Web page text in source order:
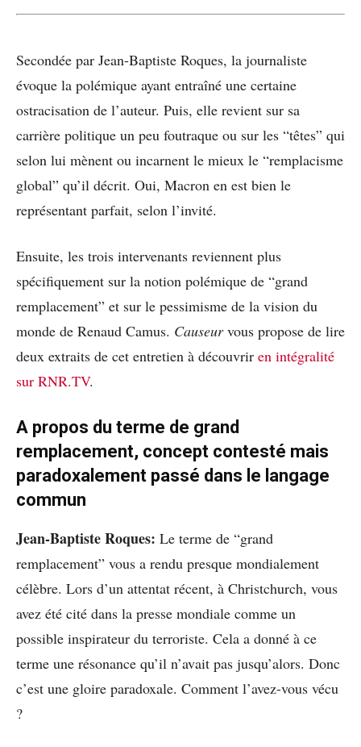
Secondée par Jean-Baptiste Roques, la journaliste
évoque la polémique ayant entraîné une certaine
ostracisation de l’auteur. Puis, elle revient sur sa
carrière politique un peu foutraque ou sur les “têtes” qui
selon lui mènent ou incarnent le mieux le “remplacisme
global” qu’il décrit. Oui, Macron en est bien le
représentant parfait, selon l’invité.
Ensuite, les trois intervenants reviennent plus
spécifiquement sur la notion polémique de “grand
remplacement” et sur le pessimisme de la vision du
monde de Renaud Camus. Causeurvous propose de lire
deux extraits de cet entretien à découvrir en intégralité
sur RNR.TV.
A propos du terme de grand
remplacement, concept contesté mais
paradoxalement passé dans le langage
commun
Jean-Baptiste Roques: Le terme de “grand
remplacement” vous a rendu presque mondialement
célèbre. Lors d’un attentat récent, à Christchurch, vous
avez été cité dans la presse mondiale comme un
possible inspirateur du terroriste. Cela a donné à ce
terme une résonance qu’il n’avait pas jusqu’alors. Donc
c’est une gloire paradoxale. Comment l’avez-vous vécu
?